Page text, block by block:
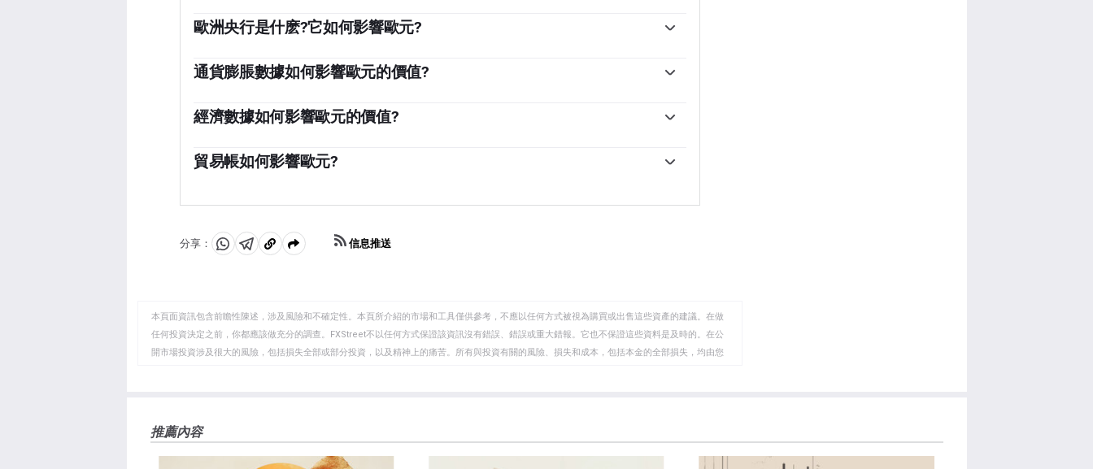
歐洲央行是什麽?它如何影響歐元?
幣政策。歐洲央行的主要任務是維持物價穩定，這意味著要麽控製通脹，要麽刺激增
常對歐元有利，反之亦然。歐洲央行管理委員會每年召開八次會議，製定貨幣政策決
定。決定是由歐元區國家銀行行長和包括歐洲央行行長克裏斯蒂娜·拉加德在內的六個
通貨膨脹數據如何影響歐元的價值?
果通貨膨脹率高於預期，特別是高於歐洲央行2%的目標，歐洲央行就不得不提高利率
作為全球投資者投資的地方更具吸引力。」
經濟數據如何影響歐元的價值?
業pmi、就業和消費者信心調查等指標都可能影響歐元的走向。強勁的經濟有利於歐
大利和西班牙)的經濟數據尤為重要，因為它們占歐元區經濟的75%。」
貿易帳如何影響歐元?
入與進口支出之間的差額。如果一個國家生產受歡迎的出口產品，那麽它的貨幣將純
正會使貨幣走強，反之亦然。」
分享：
分
WhatsApp
分
Telegram
複
剪
貼
板
信息推送
本頁面資訊包含前瞻性陳述，涉及風險和不確定性。本頁所介紹的市場和工具僅供參考，不應以任何方式被視為購買或出售這些資產的建議。在做
任何投資決定之前，你都應該做充分的調查。FXStreet不以任何方式保證該資訊沒有錯誤、錯誤或重大錯報。它也不保證這些資料是及時的。在公
開市場投資涉及很大的風險，包括損失全部或部分投資，以及精神上的痛苦。所有與投資有關的風險、損失和成本，包括本金的全部損失，均由您
FXStreet和作者不提供個性化的建議。作者對該資訊的準確性、完整性或適用性不作任何陳述。FXStreet和作者將不承擔任何錯誤，遺漏或任何損
失，傷害或損害由此資訊及其顯示或使用引起的。錯誤和遺漏除外。本文作者和FXStreet並非註冊投資顧問，本文內容無意提供任何投資建議。
推薦內容